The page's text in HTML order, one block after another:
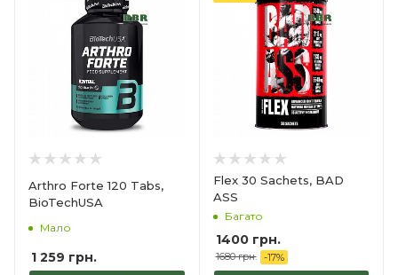
Arthro Forte 120 Tabs,
BioTechUSA
Мало
1 259 грн.
Flex 30 Sachets, BAD
ASS
Багато
1400 грн.
1680 грн. -17%